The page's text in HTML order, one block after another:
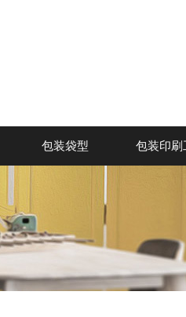
包装袋型 包装印刷